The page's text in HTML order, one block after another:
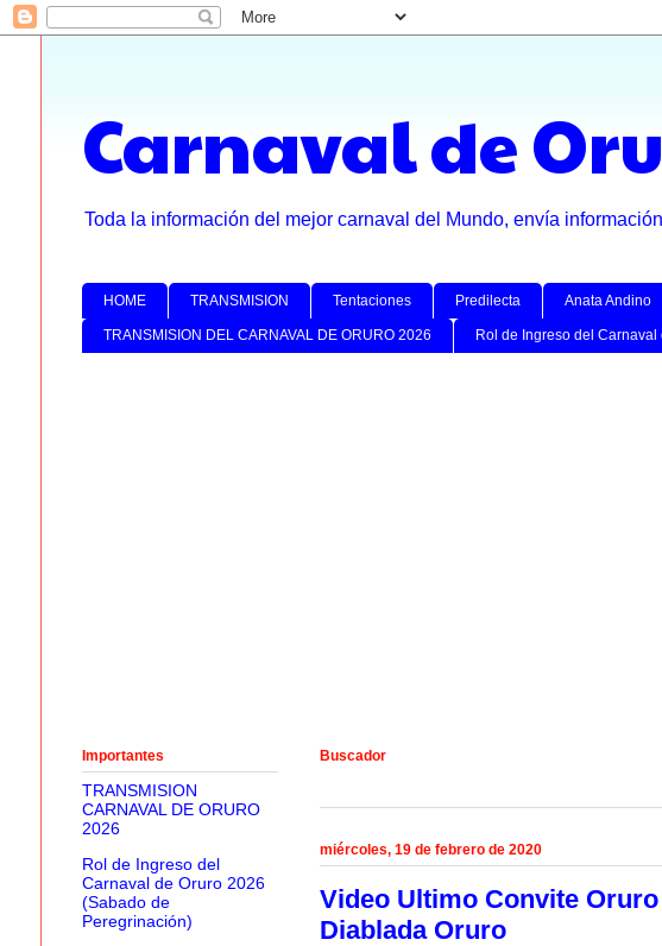
Carnaval de
Toda la información del mejor carnaval del Mundo, envía
HOME TRANSMISION Tentaciones Predilecta Anata Andino
TRANSMISION DEL CARNAVAL DE ORURO 2026 Rol de Ingreso del Carnaval
Buscador
miércoles, 19 de febrero de 2020
Video Ultimo Convite
Diablada Oruro
Importantes
TRANSMISION
CARNAVAL DE ORURO
2026
Rol de Ingreso del
Carnaval de Oruro 2026
(Sabado de
Peregrinación)